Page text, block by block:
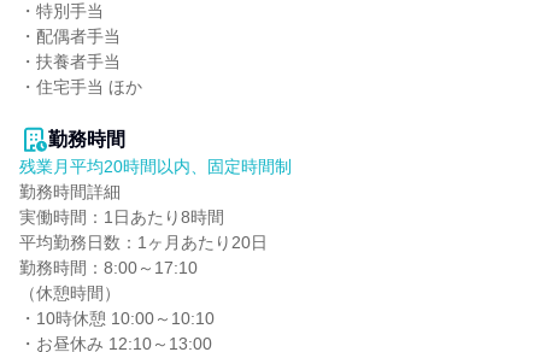
・特別手当
・配偶者手当
・扶養者手当
・住宅手当 ほか
勤務時間
残業月平均20時間以内、固定時間制
勤務時間詳細
実働時間：1日あたり8時間
平均勤務日数：1ヶ月あたり20日
勤務時間：8:00～17:10
（休憩時間）
・10時休憩 10:00～10:10
・お昼休み 12:10～13:00